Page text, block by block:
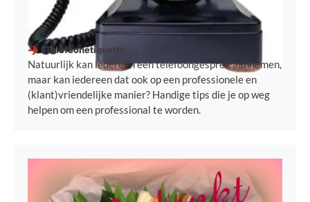
Telefoonetiquette
Natuurlijk kan iedereen een telefoongesprek aannemen,
maar kan iedereen dat ook op een professionele en
(klant)vriendelijke manier? Handige tips die je op weg
helpen om een professional te worden.